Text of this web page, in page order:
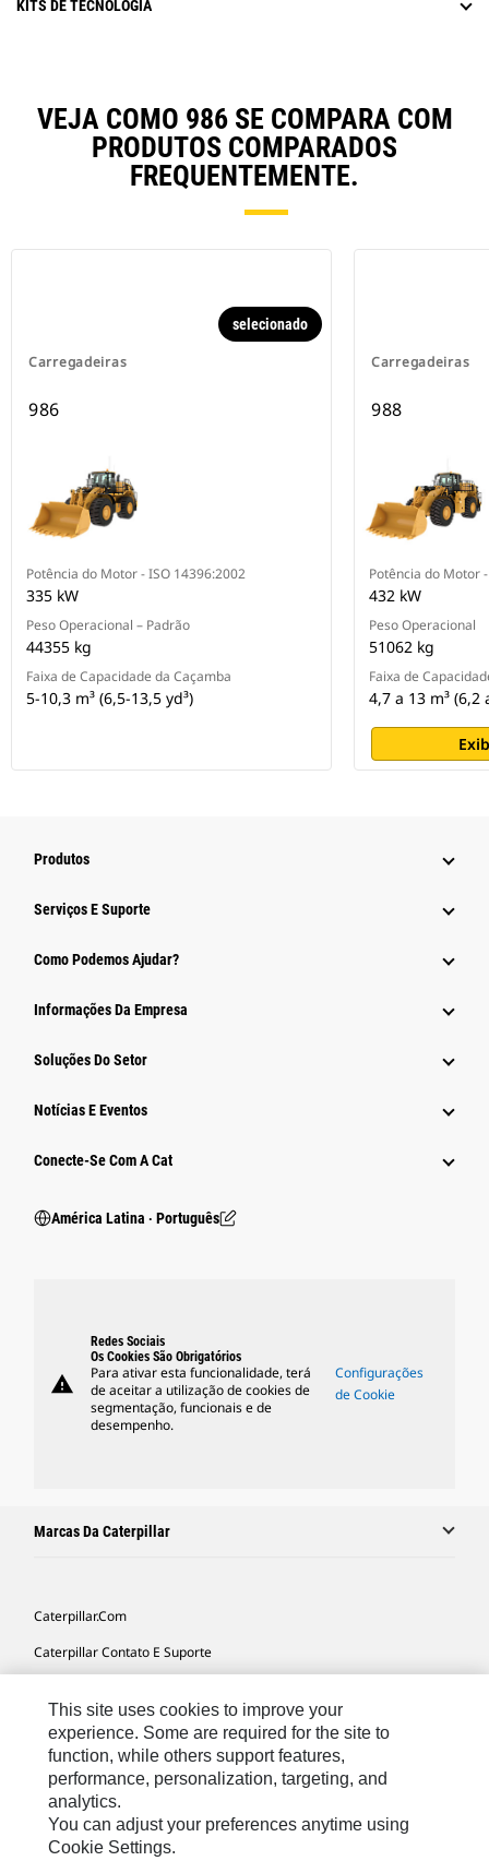
KITS DE TECNOLOGIA
VEJA COMO 986 SE COMPARA COM
PRODUTOS COMPARADOS
FREQUENTEMENTE.
Carregadeiras
selecionado
986
Potência do Motor - ISO 14396:2002
335 kW
Peso Operacional – Padrão
44355 kg
Faixa de Capacidade da Caçamba
5-10,3 m³ (6,5-13,5 yd³)
Carregadeiras
988
Potência do Motor
432 kW
Peso Operacional
51062 kg
Faixa de
4,7 a 13 m³ (6,2
Produtos
Serviços E Suporte
Como Podemos Ajudar?
Informações Da Empresa
Soluções Do Setor
Notícias E Eventos
Conecte-Se Com A Cat
América Latina ‧ Português
warning
Redes Sociais
Os Cookies São Obrigatórios
Para ativar esta funcionalidade, terá
de aceitar a utilização de cookies de
segmentação, funcionais e de
desempenho.
Configurações
de Cookie
Marcas Da Caterpillar
Caterpillar.com
Caterpillar Contato E Suporte
Mapa Do Local
Cookie Settings
Legal
Privacidade
This site uses cookies to improve your
experience. Some are required for the site to
function, while others support features,
performance, personalization, targeting, and
analytics.
You can adjust your preferences anytime using
Cookie Settings.